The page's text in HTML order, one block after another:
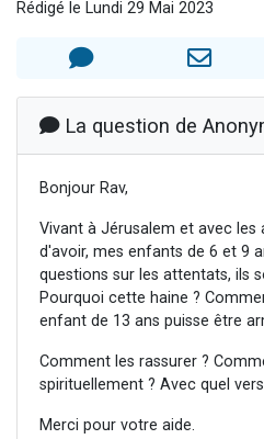
Il reste 49
Eva vient de
Rédigé le Lundi 29 Mai 2023
La question de
Bonjour Rav,
Vivant à Jérusalem et avec
d'avoir, mes enfants de 6 et 9
questions sur les attentats, ils
Pourquoi cette haine ?
enfant de 13 ans puisse être
Comment les rassurer ?
spirituellement ? Avec quel
Merci pour votre aide.